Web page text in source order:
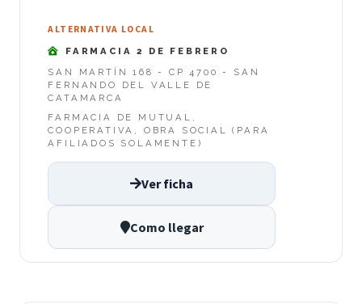
ALTERNATIVA LOCAL
FARMACIA 2 DE FEBRERO
SAN MARTÍN 168 - CP 4700 - SAN
FERNANDO DEL VALLE DE
CATAMARCA
FARMACIA DE MUTUAL,
COOPERATIVA, OBRA SOCIAL (PARA
AFILIADOS SOLAMENTE)
Ver ficha
Como llegar